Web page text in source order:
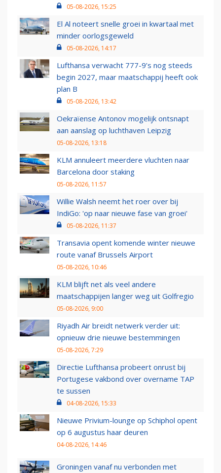
05-08-2026, 15:25
El Al noteert snelle groei in kwartaal met
minder oorlogsgeweld
05-08-2026, 14:17
Lufthansa verwacht 777-9’s nog steeds
begin 2027, maar maatschappij heeft ook
plan B
05-08-2026, 13:42
Oekraïense Antonov mogelijk ontsnapt
aan aanslag op luchthaven Leipzig
05-08-2026, 13:18
KLM annuleert meerdere vluchten naar
Barcelona door staking
05-08-2026, 11:57
Willie Walsh neemt het roer over bij
IndiGo: 'op naar nieuwe fase van groei'
05-08-2026, 11:37
Transavia opent komende winter nieuwe
route vanaf Brussels Airport
05-08-2026, 10:46
KLM blijft net als veel andere
maatschappijen langer weg uit Golfregio
05-08-2026, 9:00
Riyadh Air breidt netwerk verder uit:
opnieuw drie nieuwe bestemmingen
05-08-2026, 7:29
Directie Lufthansa probeert onrust bij
Portugese vakbond over overname TAP
te sussen
04-08-2026, 15:33
Nieuwe Privium-lounge op Schiphol opent
op 6 augustus haar deuren
04-08-2026, 14:46
Groningen vanaf nu verbonden met